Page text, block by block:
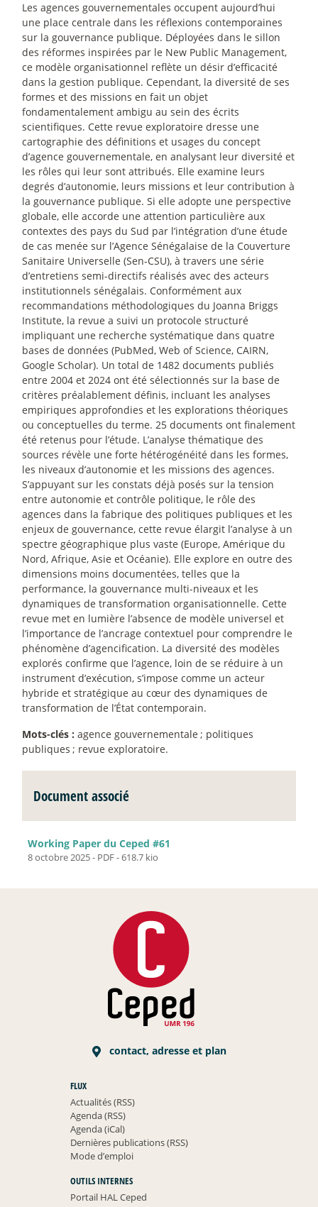
Les agences gouvernementales occupent aujourd’hui
une place centrale dans les réflexions contemporaines
sur la gouvernance publique. Déployées dans le sillon
des réformes inspirées par le New Public Management,
ce modèle organisationnel reflète un désir d’efficacité
dans la gestion publique. Cependant, la diversité de ses
formes et des missions en fait un objet
fondamentalement ambigu au sein des écrits
scientifiques. Cette revue exploratoire dresse une
cartographie des définitions et usages du concept
d’agence gouvernementale, en analysant leur diversité et
les rôles qui leur sont attribués. Elle examine leurs
degrés d’autonomie, leurs missions et leur contribution à
la gouvernance publique. Si elle adopte une perspective
globale, elle accorde une attention particulière aux
contextes des pays du Sud par l’intégration d’une étude
de cas menée sur l’Agence Sénégalaise de la Couverture
Sanitaire Universelle (Sen-CSU), à travers une série
d’entretiens semi-directifs réalisés avec des acteurs
institutionnels sénégalais. Conformément aux
recommandations méthodologiques du Joanna Briggs
Institute, la revue a suivi un protocole structuré
impliquant une recherche systématique dans quatre
bases de données (PubMed, Web of Science, CAIRN,
Google Scholar). Un total de 1482 documents publiés
entre 2004 et 2024 ont été sélectionnés sur la base de
critères préalablement définis, incluant les analyses
empiriques approfondies et les explorations théoriques
ou conceptuelles du terme. 25 documents ont finalement
été retenus pour l’étude. L’analyse thématique des
sources révèle une forte hétérogénéité dans les formes,
les niveaux d’autonomie et les missions des agences.
S’appuyant sur les constats déjà posés sur la tension
entre autonomie et contrôle politique, le rôle des
agences dans la fabrique des politiques publiques et les
enjeux de gouvernance, cette revue élargit l’analyse à un
spectre géographique plus vaste (Europe, Amérique du
Nord, Afrique, Asie et Océanie). Elle explore en outre des
dimensions moins documentées, telles que la
performance, la gouvernance multi-niveaux et les
dynamiques de transformation organisationnelle. Cette
revue met en lumière l’absence de modèle universel et
l’importance de l’ancrage contextuel pour comprendre le
phénomène d’agencification. La diversité des modèles
explorés confirme que l’agence, loin de se réduire à un
instrument d’exécution, s’impose comme un acteur
hybride et stratégique au cœur des dynamiques de
transformation de l’État contemporain.
Mots-clés : agence gouvernementale ; politiques
publiques ; revue exploratoire.
Document associé
Working Paper du Ceped #61
8 octobre 2025- PDF-618.7 kio
contact, adresse et plan
FLUX
Actualités (RSS)
Agenda (RSS)
Agenda (iCal)
Dernières publications (RSS)
Mode d’emploi
OUTILS INTERNES
Portail HAL Ceped